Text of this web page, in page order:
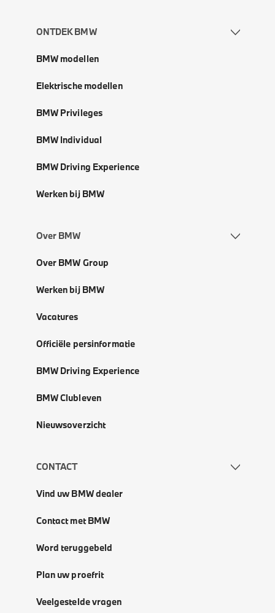
ONTDEK BMW
BMW modellen
Elektrische modellen
BMW Privileges
BMW Individual
BMW Driving Experience
Werken bij BMW
Over BMW
Over BMW Group
Werken bij BMW
Vacatures
Officiële persinformatie
BMW Driving Experience
BMW Clubleven
Nieuwsoverzicht
CONTACT
Vind uw BMW dealer
Contact met BMW
Word teruggebeld
Plan uw proefrit
Veelgestelde vragen